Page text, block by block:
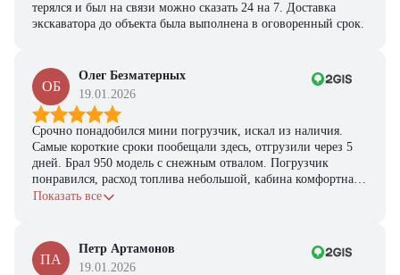
терялся и был на связи можно сказать 24 на 7. Доставка
экскаватора до объекта была выполнена в оговоренный срок.
ОБ
Олег Безматерных
19.01.2026
Срочно понадобился мини погрузчик, искал из наличия.
Самые короткие сроки пообещали здесь, отгрузили через 5
дней. Брал 950 модель с снежным отвалом. Погрузчик
понравился, расход топлива небольшой, кабина комфортная,
с задачами справляется.
Показать все
ПА
Петр Артамонов
19.01.2026